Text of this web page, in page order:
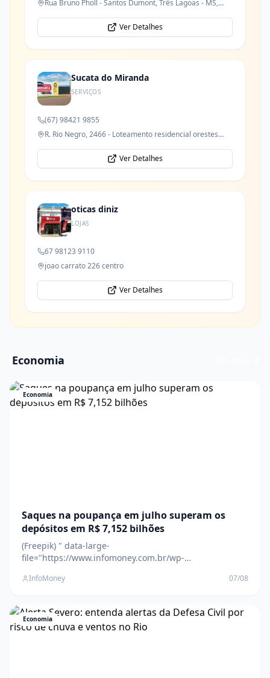
Rua Bruno Pholl - Santos Dumont, Três Lagoas - MS,
Ver Detalhes
Sucata do Miranda
SERVIÇOS
(67) 98421 9855
R. Rio Negro, 2466 - Loteamento residencial orestes
Ver Detalhes
oticas diniz
LOJAS
67 98123 9110
joao carrato 226 centro
Ver Detalhes
Economia
Economia
Saques na poupança em julho superam os
depósitos em R$ 7,152 bilhões
(Freepik) " data-large-
file="https://www.infomoney.com.br/wp-
e1778245352503.jpg?
observadas no mesmo mês de 2025, quando o saldo
negativo ficou em R$ 6,251 bilhões T
InfoMoney 07/08
Economia